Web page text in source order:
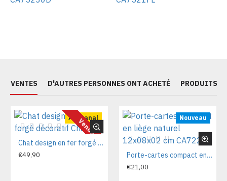
VENTES D'AUTRES PERSONNES ONT ACHETÉ PRODUITS
Artisanal
Vendu
Chat design en fer forgé décoratif Chat70
€49,90
Nouveau
Porte-cartes compact en liège naturel 12x08x02 cm CA7225V
€21,00